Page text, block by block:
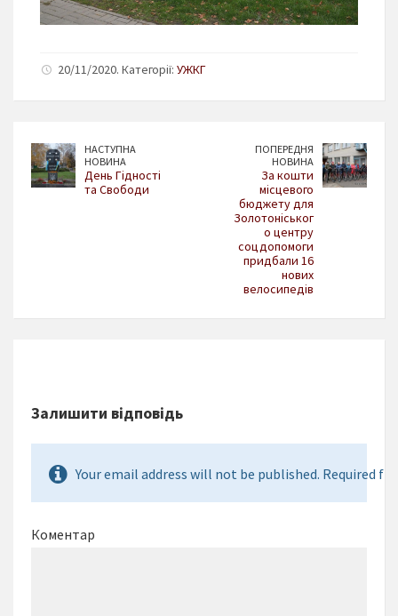
20/11/2020. Категорії: УЖКГ
НАСТУПНА
НОВИНА
День Гідності
та Свободи
ПОПЕРЕДНЯ
НОВИНА
За кошти
місцевого
бюджету для
Золотоніськог
о центру
соцдопомоги
придбали 16
нових
велосипедів
Залишити відповідь
Your email address will not be published. Required
Коментар